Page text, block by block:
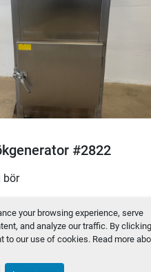
your browsing experience, serve
and analyze our traffic. By clicking
to our use of cookies. Read more
#2822
bör